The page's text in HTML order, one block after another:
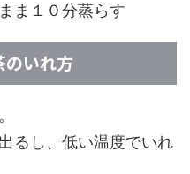
ま１０分蒸らす
のいれ方
るし、低い温度でいれ